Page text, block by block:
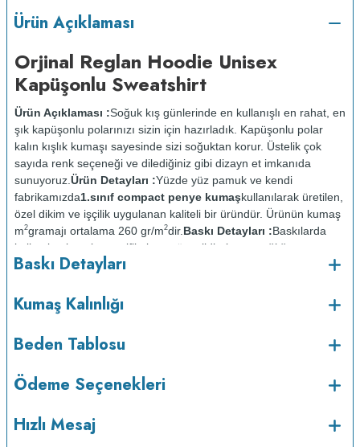
Ürün Açıklaması
Orjinal Reglan Hoodie Unisex
Kapüşonlu Sweatshirt
Ürün Açıklaması :Soğuk kış günlerinde en kullanışlı en rahat, en
şık kapüşonlu polarınızı sizin için hazırladık. Kapüşonlu polar
kalın kışlık kumaşı sayesinde sizi soğuktan korur. Üstelik çok
sayıda renk seçeneği ve dilediğiniz gibi dizayn et imkanıda
sunuyoruz. Ürün Detayları :Yüzde yüz pamuk ve kendi
fabrikamızda1.sınıf compact penye kumaşkullanılarak üretilen,
özel dikim ve işçilik uygulanan kaliteli bir üründür. Ürünün kumaş
m2gramajı ortalama 260 gr/m2dir. Baskı Detayları :Baskılarda
kullanılan boyalar sertifikalı ve güvenlidir; insan sağlığına zarar
Kumaş Kalınlığı :
Kısa programda maksimum 30
yıkanır.Kuru temizleme yapılmaz.
Baskı Detayları
Kumaş Kalınlığı
Beden Tablosu
Ödeme Seçenekleri
Hızlı Mesaj